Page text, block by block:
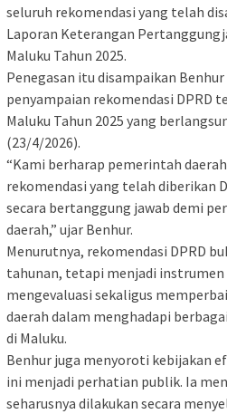
seluruh rekomendasi yang telah
Laporan Keterangan
Maluku Tahun 2025.
Penegasan itu disampaikan
penyampaian rekomendasi DPRD
Maluku Tahun 2025 yang
(23/4/2026).
“Kami berharap pemerintah
rekomendasi yang telah diberikan
secara bertanggung jawab demi
daerah,” ujar Benhur.
Menurutnya, rekomendasi DPRD
tahunan, tetapi menjadi
mengevaluasi sekaligus
daerah dalam menghadapi
di Maluku.
Benhur juga menyoroti kebijakan
ini menjadi perhatian publik. Ia
seharusnya dilakukan secara